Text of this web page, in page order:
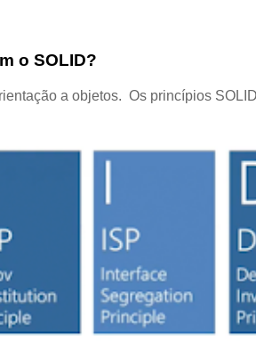
o SOLID?
a objetos. Os princípios